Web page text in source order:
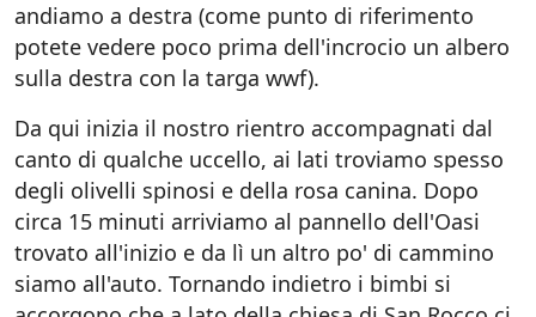
andiamo a destra (come punto di riferimento
potete vedere poco prima dell'incrocio un albero
sulla destra con la targa wwf).
Da qui inizia il nostro rientro accompagnati dal
canto di qualche uccello, ai lati troviamo spesso
degli olivelli spinosi e della rosa canina. Dopo
circa 15 minuti arriviamo al pannello dell'Oasi
trovato all'inizio e da lì un altro po' di cammino
siamo all'auto. Tornando indietro i bimbi si